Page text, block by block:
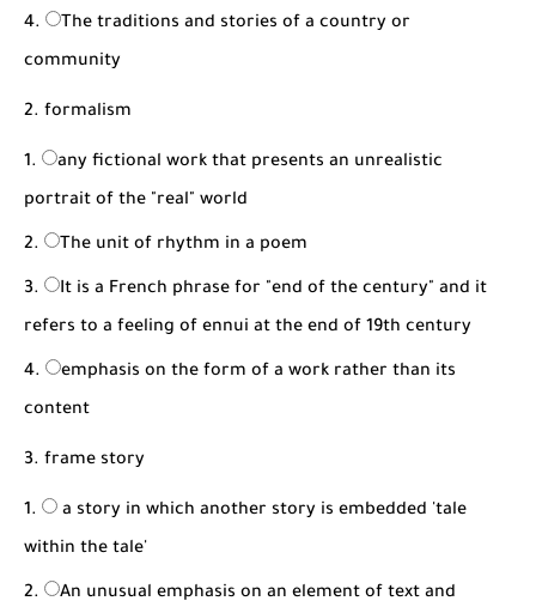
The traditions and stories of a country or
community
2. formalism
any fictional work that presents an unrealistic
portrait of the "real" world
The unit of rhythm in a poem
It is a French phrase for "end of the century" and it
refers to a feeling of ennui at the end of 19th century
emphasis on the form of a work rather than its
content
3. frame story
a story in which another story is embedded 'tale
within the tale'
An unusual emphasis on an element of text and